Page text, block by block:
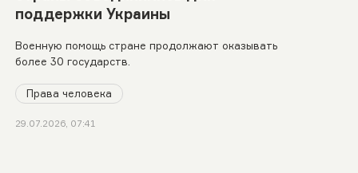
поддержки Украины
Военную помощь стране продолжают оказывать
более 30 государств.
Права человека
29.07.2026, 07:41